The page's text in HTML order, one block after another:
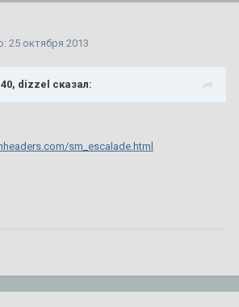
25 октября 2013
dizzel сказал:
sm_escalade.html